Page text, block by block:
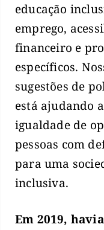
educação
emprego,
financeiro e
específicos.
sugestões de
está ajudando
igualdade de
pessoas com
para uma
inclusiva.
Em 2019,